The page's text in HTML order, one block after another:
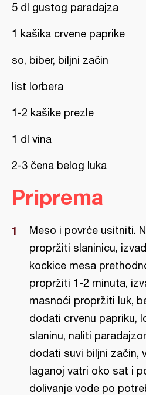
5 dl gustog paradajza
1 kašika crvene paprike
so, biber, biljni začin
list lorbera
1-2 kašike prezle
1 dl vina
2-3 čena belog luka
Priprema
Meso i povrće usitniti.
propržiti slaninicu,
kockice mesa
propržiti 1-2 minuta,
masnoći propržiti luk,
dodati crvenu papriku,
slaninu, naliti
dodati suvi biljni začin,
laganoj vatri oko sat i
dolivanje vode po